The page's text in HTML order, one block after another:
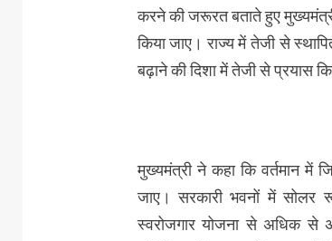
करने की जरूरत बताते हुए
किया जाए। राज्य में तेजी से
बढ़ाने की दिशा में तेजी से प्रयास
मुख्यमंत्री ने कहा कि वर्तमान में
जाए। सरकारी भवनों में सोलर
स्वरोजगार योजना से अधिक से